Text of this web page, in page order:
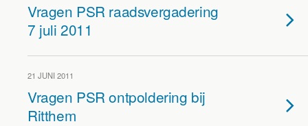
Vragen PSR raadsvergadering
7 juli 2011
21 JUNI 2011
Vragen PSR ontpoldering bij
Ritthem